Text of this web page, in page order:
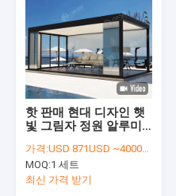
핫 판매 현대 디자인 햇
빛 그림자 정원 알루미
가격:USD 871USD ~4000USD or more based on the sizes
MOQ:1 세트
최신 가격 받기